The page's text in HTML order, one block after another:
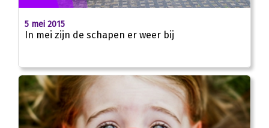
5 mei 2015
In mei zijn de schapen er weer bij